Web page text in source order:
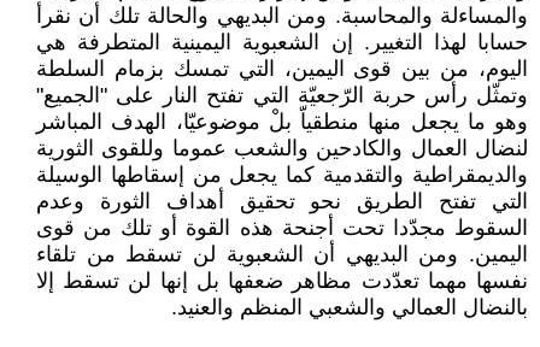
والمساءلة والمحاسبة. ومن البديهي والحالة تلك أن نقرأ
حسابا لهذا التغيير. إن الشعبوية اليمينية المتطرفة هي
اليوم، من بين قوى اليمين، التي تمسك بزمام السلطة
وتمثّل رأس حربة الرّجعيّة التي تفتح النار على "الجميع"
وهو ما يجعل منها منطقياّ بلْ موضوعيّا، الهدف المباشر
لنضال العمال والكادحين والشعب عموما وللقوى الثورية
والديمقراطية والتقدمية كما يجعل من إسقاطها الوسيلة
التي تفتح الطريق نحو تحقيق أهداف الثورة وعدم
السقوط مجدّدا تحت أجنحة هذه القوة أو تلك من قوى
اليمين. ومن البديهي أن الشعبوية لن تسقط من تلقاء
نفسها مهما تعدّدت مظاهر ضعفها بل إنها لن تسقط إلا
بالنضال العمالي والشعبي المنظم والعنيد.